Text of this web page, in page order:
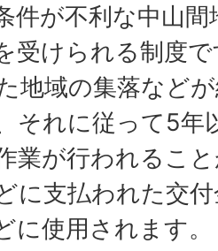
件が不利な中山
受けられる制度
地域の集落など
それに従って5年
業が行われるこ
に支払われた交
に使用されます。